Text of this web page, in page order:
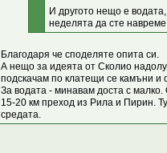
И другото нещо е
неделята да сте
Благодаря че споделяте опита си.
А нещо за идеята от Сколио
подскачам по клатещи се камъни и
За водата - минавам доста с
15-20 км преход из Рила и Пирин.
средата.